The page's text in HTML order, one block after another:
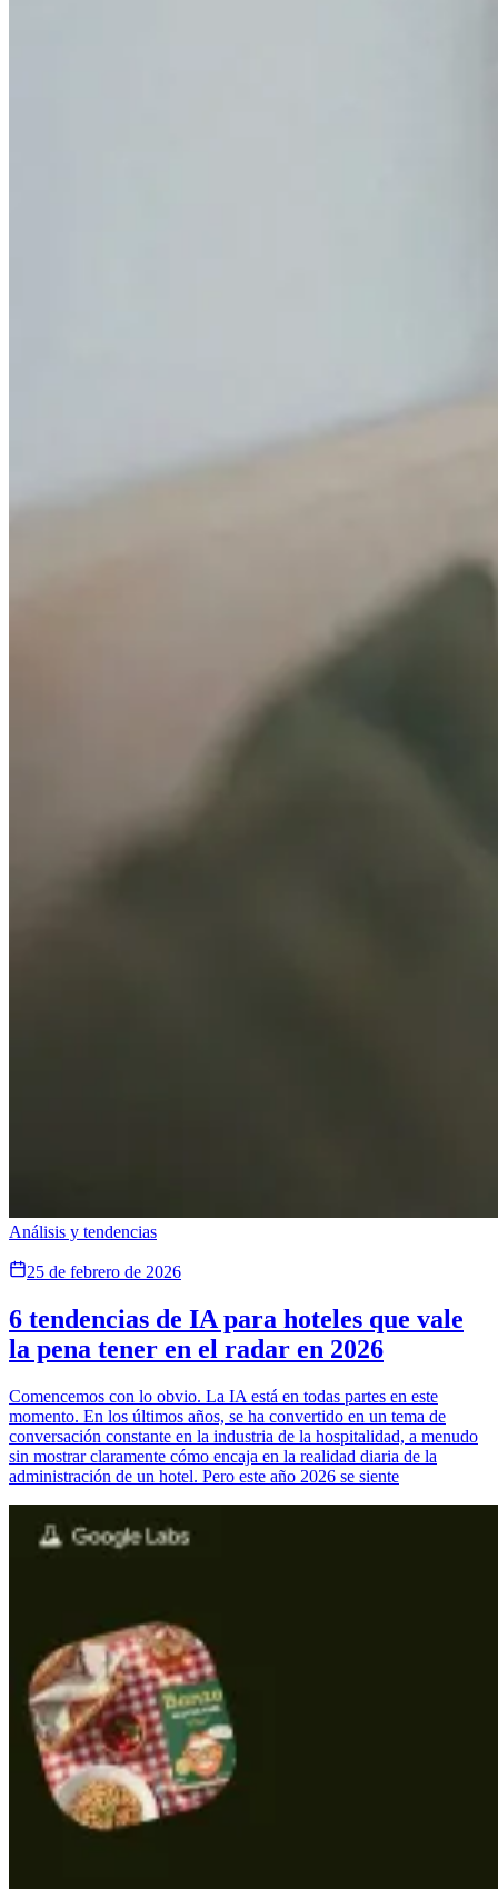
Análisis y tendencias
25 de febrero de 2026
6 tendencias de IA para hoteles que vale
la pena tener en el radar en 2026
Comencemos con lo obvio. La IA está en todas partes en este
momento. En los últimos años, se ha convertido en un tema de
conversación constante en la industria de la hospitalidad, a menudo
sin mostrar claramente cómo encaja en la realidad diaria de la
administración de un hotel. Pero este año 2026 se siente